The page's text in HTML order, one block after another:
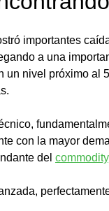
importantes
a una
un nivel próximo al
con la mayor
del commodity